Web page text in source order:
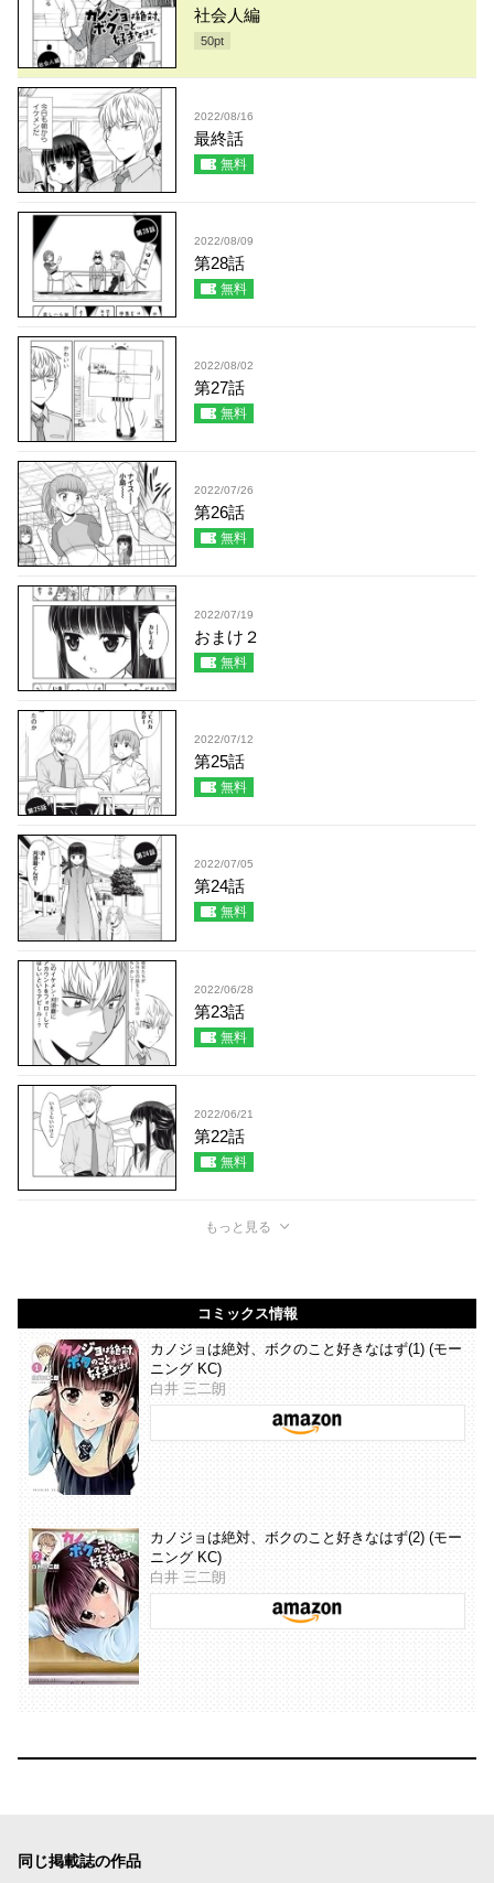
社会人編
50pt
2022/08/16
最終話
無料
2022/08/09
第28話
無料
2022/08/02
第27話
無料
2022/07/26
第26話
無料
2022/07/19
おまけ２
無料
2022/07/12
第25話
無料
2022/07/05
第24話
無料
2022/06/28
第23話
無料
2022/06/21
第22話
無料
もっと見る
コミックス情報
カノジョは絶対、ボクのこと好きなはず(1) (モー
ニング KC)
白井 三二朗
カノジョは絶対、ボクのこと好きなはず(2) (モー
ニング KC)
白井 三二朗
同じ掲載誌の作品